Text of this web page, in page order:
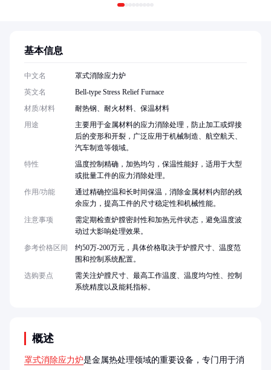
概述
罩式消除应力炉是金属热处理领域的重要设备，专门用于消
基本信息
中文名
罩式消除应力炉
英文名
Bell-type Stress Relief Furnace
材质/材料
耐热钢、耐火材料、保温材料
用途
主要用于金属材料的应力消除处理，防止加工或焊接
后的变形和开裂，广泛应用于机械制造、航空航天、
汽车制造等领域。
特性
温度控制精确，加热均匀，保温性能好，适用于大型
或批量工件的应力消除处理。
作用/功能
通过精确控温和长时间保温，消除金属材料内部的残
余应力，提高工件的尺寸稳定性和机械性能。
注意事项
需定期检查炉膛密封性和加热元件状态，避免温度波
动过大影响处理效果。
参考价格区间
约50万-200万元，具体价格取决于炉膛尺寸、温度范
围和控制系统配置。
选购要点
需关注炉膛尺寸、最高工作温度、温度均匀性、控制
系统精度以及能耗指标。